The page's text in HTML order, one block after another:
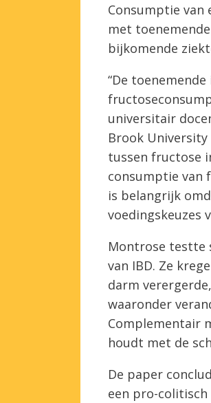
Consumptie
met
bijkomende
“De
universitair
Brook University
tussen fructose
consumptie van
is belangrijk
voedingskeuzes
Montrose testte
van IBD. Ze
darm
waaronder
Complementair
houdt met de
De paper
een pro-